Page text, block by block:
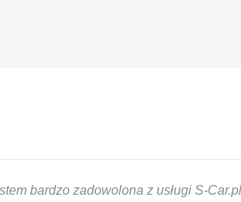
bardzo zadowolona z usługi S-